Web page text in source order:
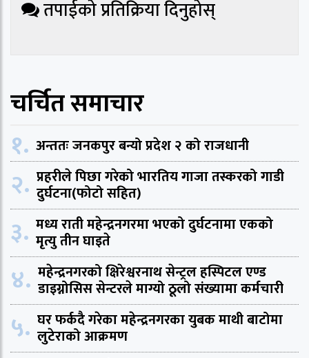
तपाईको प्रतिक्रिया दिनुहोस्
चर्चित समाचार
१. अन्ततः जनकपुर बन्यो प्रदेश २ को राजधानी
२. प्रहरीले पिछा गरेको भारतिय गाजा तस्करको गाडी
दुर्घटना(फोटो सहित)
३. मध्य राती महेन्द्रनगरमा भएको दुर्घटनामा एकको
मृत्यु तीन घाइते
४. महेन्द्रनगरको क्षिरेश्वरनाथ सेन्ट्रल हस्पिटल एण्ड
डाइग्नोसिस सेन्टरले माग्यो ठूलो संख्यामा कर्मचारी
५. घर फर्कदै गरेका महेन्द्रनगरका युबक माथी बाटोमा
लुटेराको आक्रमण